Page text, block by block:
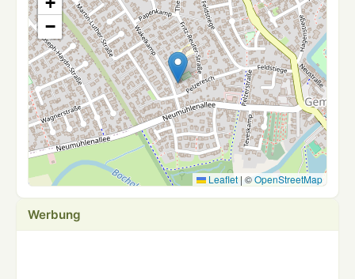
−
Leaflet | ©OpenStreetMap
Werbung